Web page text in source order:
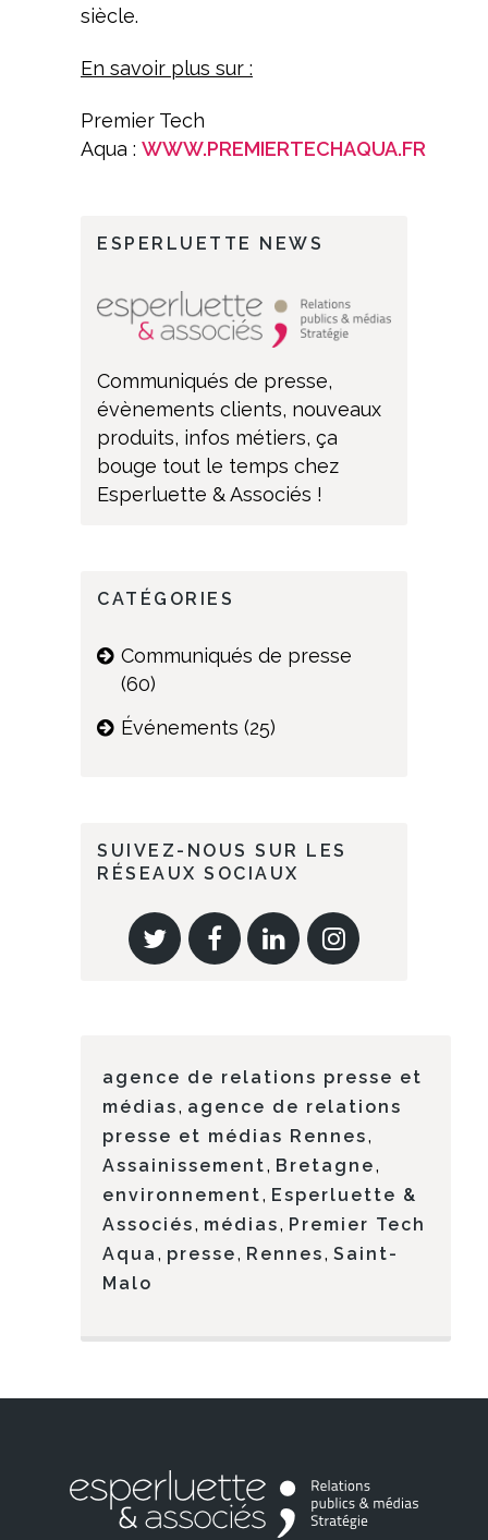
siècle.
En savoir plus sur :
Premier Tech
Aqua : WWW.PREMIERTECHAQUA.FR
ESPERLUETTE NEWS
Communiqués de presse,
évènements clients, nouveaux
produits, infos métiers, ça
bouge tout le temps chez
Esperluette & Associés !
CATÉGORIES
Communiqués de presse
(60)
Événements (25)
SUIVEZ-NOUS SUR LES
RÉSEAUX SOCIAUX
agence de relations presse et
médias, agence de relations
presse et médias Rennes,
Assainissement, Bretagne,
environnement, Esperluette &
Associés, médias, Premier Tech
Aqua , presse, Rennes, Saint-
Malo